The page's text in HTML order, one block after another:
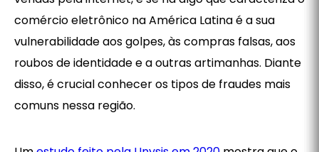
comércio eletrônico na América Latina é a sua
vulnerabilidade aos golpes, às compras falsas, aos
roubos de identidade e a outras artimanhas. Diante
disso, é crucial conhecer os tipos de fraudes mais
comuns nessa região.